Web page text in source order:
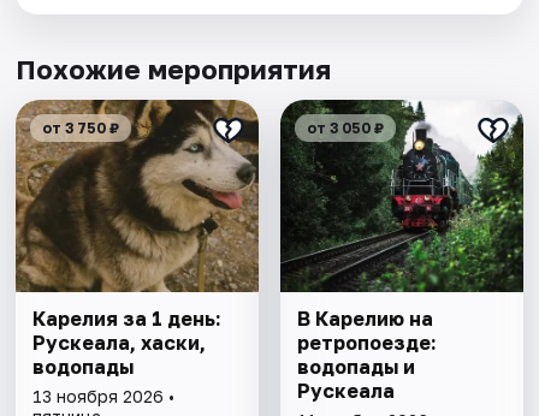
Похожие мероприятия
от 3 750 ₽
Карелия за 1 день:
Рускеала, хаски,
водопады
13 ноября 2026 •
от 3 050 ₽
В Карелию на
ретропоезде:
водопады и
Рускеала